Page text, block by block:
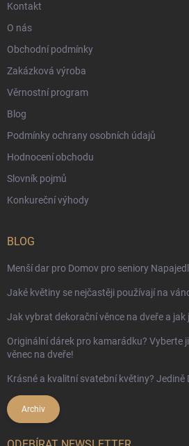
Kontakt
O nás
Obchodní podmínky
Zakázková výroba
Věrnostní program
Blog
Podmínky ochrany osobních údajů
Hodnocení obchodu
Slovník pojmů
Konkureční výhody
BLOG
Menší dar pro Domov pro seniory
Jaké květiny se nejčastěji používají na
Jak vybrat dekorační věnce na dveře a jak
Originální dárek pro kamarádku? Vyberte
věnec na dveře!
Krásné a kvalitní svatební květiny? Jedině
Archiv